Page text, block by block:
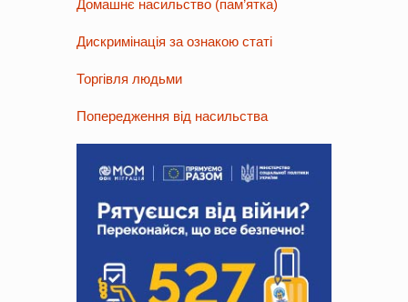
Домашнє насильство (пам’ятка)
Дискримінація за ознакою статі
Торгівля людьми
Попередження від насильства